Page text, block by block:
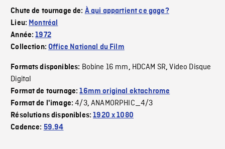
Chute de tournage de: À qui appartient ce gage?
Lieu: Montréal
Année:1972
Collection:Office National du Film
Formats disponibles: Bobine 16 mm, HDCAM SR,Video Disque
Digital
Format de tournage:16mm original ektachrome
Format de l'image:4/3,ANAMORPHIC_4/3
Résolutions disponibles:1920 x 1080
Cadence: 59.94